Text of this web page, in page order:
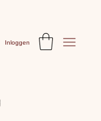
Inloggen